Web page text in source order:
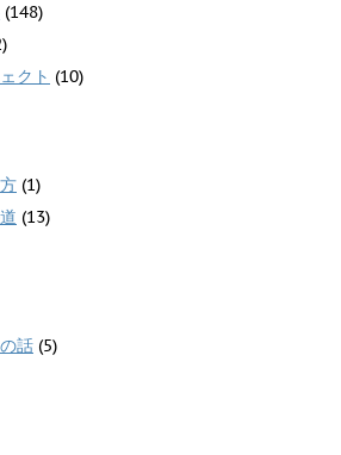
(148)
クト (10)
(1)
(13)
話 (5)